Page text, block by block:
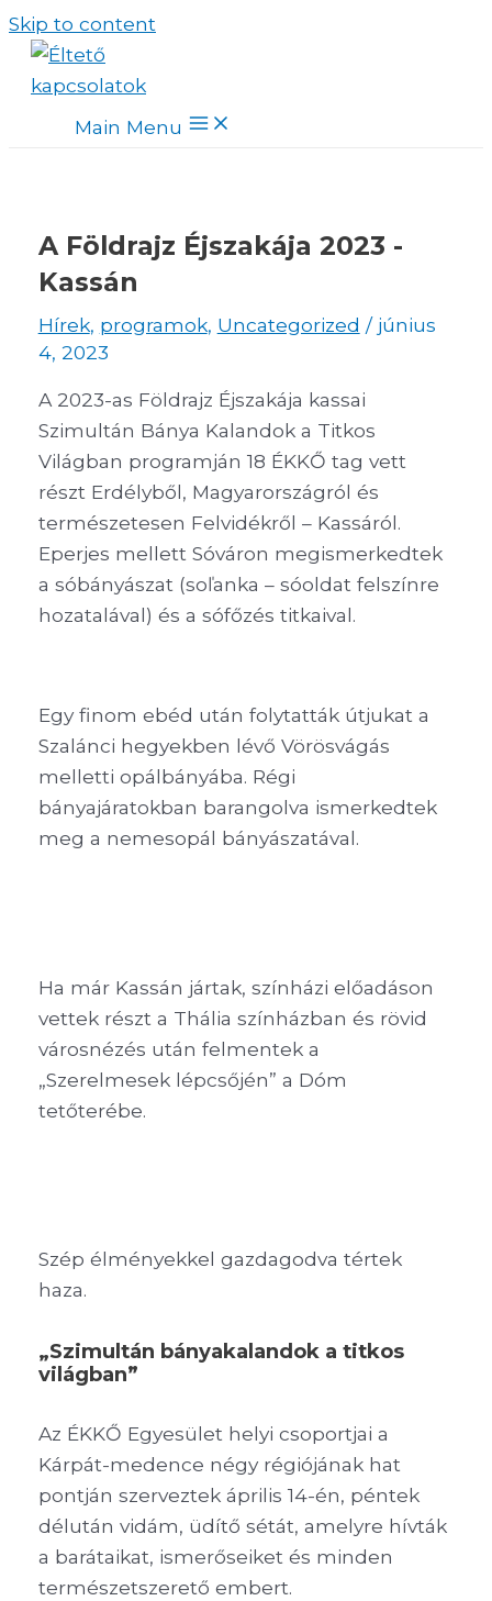
Skip to content
Main Menu
A Földrajz Éjszakája 2023 -
Kassán
Hírek, programok, Uncategorized / június
4, 2023
A 2023-as Földrajz Éjszakája kassai
Szimultán Bánya Kalandok a Titkos
Világban programján 18 ÉKKŐ tag vett
részt Erdélyből, Magyarországról és
természetesen Felvidékről – Kassáról.
Eperjes mellett Sóváron megismerkedtek
a sóbányászat (soľanka – sóoldat felszínre
hozatalával) és a sófőzés titkaival.
Egy finom ebéd után folytatták útjukat a
Szalánci hegyekben lévő Vörösvágás
melletti opálbányába. Régi
bányajáratokban barangolva ismerkedtek
meg a nemesopál bányászatával.
Ha már Kassán jártak, színházi előadáson
vettek részt a Thália színházban és rövid
városnézés után felmentek a
„Szerelmesek lépcsőjén” a Dóm
tetőterébe.
Szép élményekkel gazdagodva tértek
haza.
„Szimultán bányakalandok a titkos
világban”
Az ÉKKŐ Egyesület helyi csoportjai a
Kárpát-medence négy régiójának hat
pontján szerveztek április 14-én, péntek
délután vidám, üdítő sétát, amelyre hívták
a barátaikat, ismerőseiket és minden
természetszerető embert.